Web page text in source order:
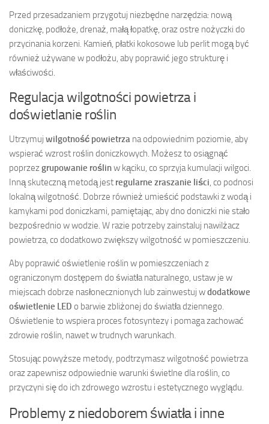
Przed przesadzaniem przygotuj niezbędne narzędzia: nową
doniczkę, podłoże, drenaż, małą łopatkę, oraz ostre nożyczki do
przycinania korzeni. Kamień, płatki kokosowe lub perlit mogą być
również używane w podłożu, aby poprawić jego strukturę i
właściwości.
Regulacja wilgotności powietrza i
doświetlanie roślin
Utrzymuj wilgotność powietrza na odpowiednim poziomie, aby
wspierać wzrost roślin doniczkowych. Możesz to osiągnąć
poprzezgrupowanie roślinw kąciku, co sprzyja kumulacji wilgoci.
Inną skuteczną metodą jest regularne zraszanie liści, co podnosi
lokalną wilgotność. Dobrze również umieścić podstawki z wodą i
kamykami pod doniczkami, pamiętając, aby dno doniczki nie stało
bezpośrednio w wodzie. W razie potrzeby zainstaluj nawilżacz
powietrza, co dodatkowo zwiększy wilgotność w pomieszczeniu.
Aby poprawić oświetlenie roślin w pomieszczeniach z
ograniczonym dostępem do światła naturalnego, ustaw je w
miejscach dobrze nasłonecznionych lub zainwestuj wdodatkowe
oświetlenie LED o barwie zbliżonej do światła dziennego.
Oświetlenie to wspiera proces fotosyntezy i pomaga zachować
zdrowie roślin, nawet w trudnych warunkach.
Stosując powyższe metody, podtrzymasz wilgotność powietrza
oraz zapewnisz odpowiednie warunki świetlne dla roślin, co
przyczyni się do ich zdrowego wzrostu i estetycznego wyglądu.
Problemy z niedoborem światła i inne